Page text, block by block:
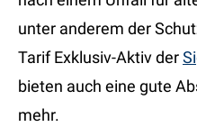
unter anderem der
Tarif Exklusiv-Aktiv der
bieten auch eine gute
mehr.